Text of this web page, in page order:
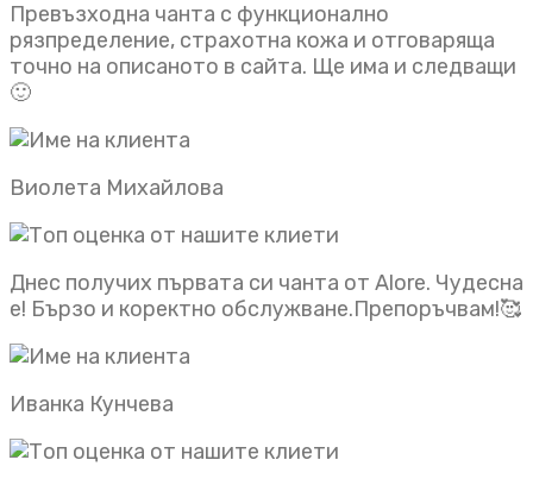
Превъзходна чанта с функционално
рязпределение, страхотна кожа и отговаряща
точно на описаното в сайта. Ще има и следващи
🙂
Виолета Михайлова
Днес получих първата си чанта от Alore. Чудесна
е! Бързо и коректно обслужване.Препоръчвам!🥰
Иванка Кунчева